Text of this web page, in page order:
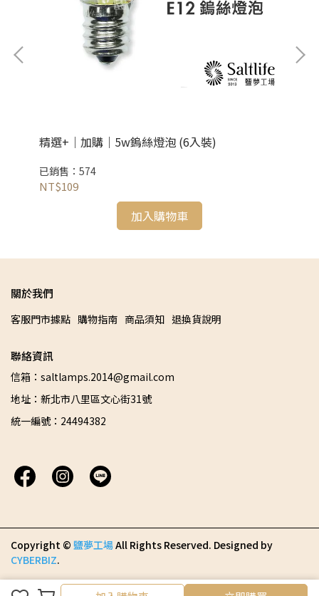
精選+｜加購｜5w鎢絲燈泡 (6入裝)
已銷售：574
NT$109
加入購物車
關於我們
客服門市據點 購物指南 商品須知 退換貨說明
聯絡資訊
信箱：saltlamps.2014@gmail.com
地址：新北市八里區文心街31號
統一編號：24494382
Copyright © 鹽夢工場All Rights Reserved. Designed by
CYBERBIZ.